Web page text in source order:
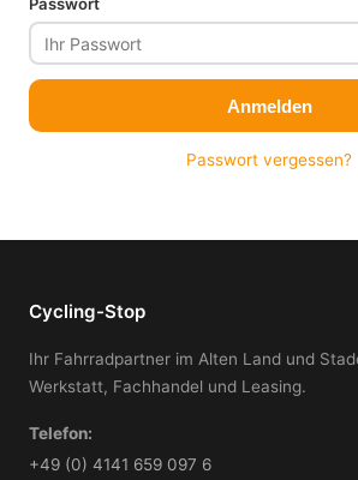
Passwort
Anmelden
Passwort vergessen?
Cycling-Stop
Ihr Fahrradpartner im Alten Land und
Werkstatt, Fachhandel und Leasing.
Telefon:
+49 (0) 4141 659 097 6